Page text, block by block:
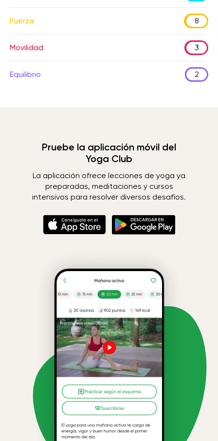
Fuerza 8
Movilidad 3
Equilibrio 2
Pruebe la aplicación móvil del
Yoga Club
La aplicación ofrece lecciones de yoga ya
preparadas, meditaciones y cursos
intensivos para resolver diversos desafíos.